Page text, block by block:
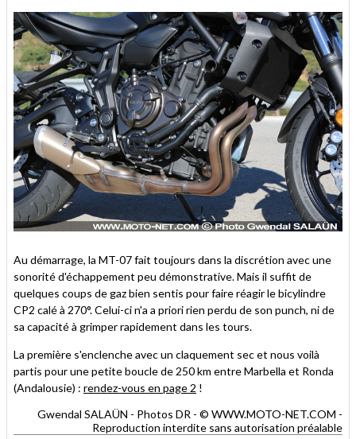
Au démarrage, la MT-07 fait toujours dans la discrétion avec une
sonorité d'échappement peu démonstrative. Mais il suffit de
quelques coups de gaz bien sentis pour faire réagir le bicylindre
CP2 calé à 270°. Celui-ci n'a a priori rien perdu de son punch, ni de
sa capacité à grimper rapidement dans les tours.
La première s'enclenche avec un claquement sec et nous voilà
partis pour une petite boucle de 250 km entre Marbella et Ronda
(Andalousie) : rendez-vous en page 2 !
Gwendal SALAÜN - Photos DR - © WWW.MOTO-NET.COM -
Reproduction interdite sans autorisation préalable